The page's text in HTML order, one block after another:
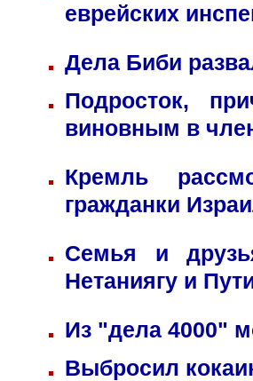
еврейских
Дела Биби
Подросток,
виновным в
Кремль
гражданки
Семья и
Нетаниягу и
Из "дела 4000"
Выбросил